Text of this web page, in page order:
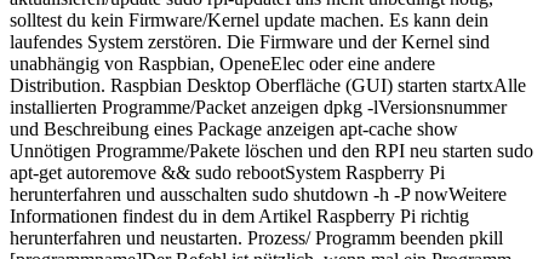
solltest du kein Firmware/Kernel update machen. Es kann dein
laufendes System zerstören. Die Firmware und der Kernel sind
unabhängig von Raspbian, OpeneElec oder eine andere
Distribution. Raspbian Desktop Oberfläche (GUI) starten startxAlle
installierten Programme/Packet anzeigen dpkg -lVersionsnummer
und Beschreibung eines Package anzeigen apt-cache show
Unnötigen Programme/Pakete löschen und den RPI neu starten sudo
apt-get autoremove && sudo rebootSystem Raspberry Pi
herunterfahren und ausschalten sudo shutdown -h -P nowWeitere
Informationen findest du in dem Artikel Raspberry Pi richtig
herunterfahren und neustarten. Prozess/ Programm beenden pkill